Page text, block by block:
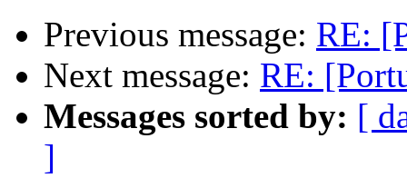
Previous message: RE:
Next message: RE:
Messages sorted by: [
]